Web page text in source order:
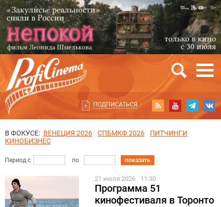
ПОДПИСАТЬСЯ
В ФОКУСЕ: ВЕНЕЦИЯ 2026 СПБМКФ 2026
ПИТЧИНГИ
КИНОБИЗНЕС
Период с по показать
21 июля 2026 11:30
Программа 51
кинофестиваля в Торонто